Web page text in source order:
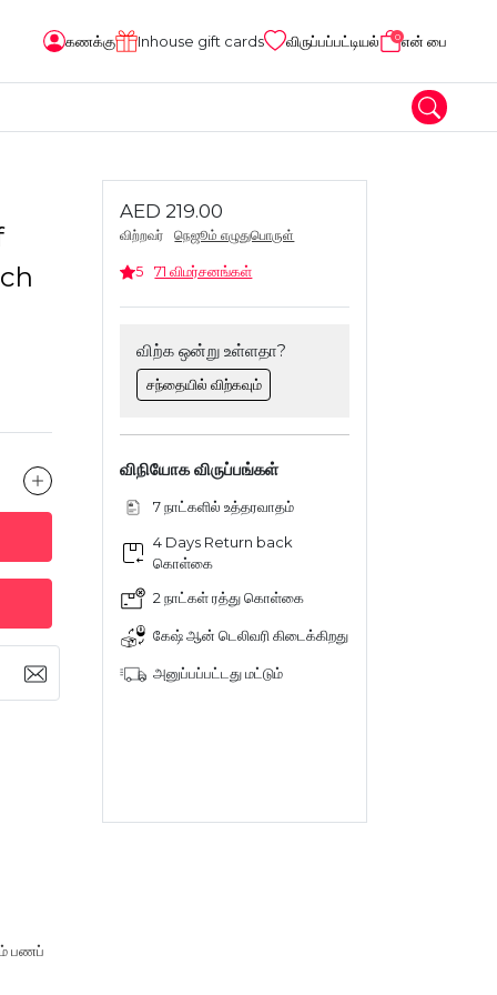
கணக்கு Inhouse gift cards விருப்பப்பட்டியல் 0என் பை
AED 219.00
விற்றவர் நெஜூம் எழுதுபொருள்
5 71 விமர்சனங்கள்
விற்க ஒன்று உள்ளதா?
சந்தையில் விற்கவும்
விநியோக விருப்பங்கள்
7 நாட்களில் உத்தரவாதம்
4 Days Return back
கொள்கை
2 நாட்கள் ரத்து கொள்கை
கேஷ் ஆன் டெலிவரி கிடைக்கிறது
அனுப்பப்பட்டது மட்டும்
பணப்